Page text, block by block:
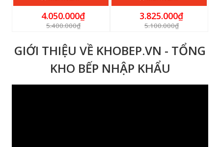
4.050.000₫
5.400.000₫
3.825.000₫
5.100.000₫
GIỚI THIỆU VỀ KHOBEP.VN - TỔNG
KHO BẾP NHẬP KHẨU